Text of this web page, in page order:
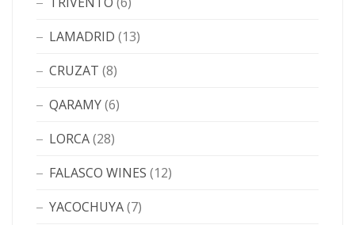
LAMADRID (13)
CRUZAT (8)
QARAMY(6)
LORCA(28)
FALASCO WINES (12)
YACOCHUYA(7)